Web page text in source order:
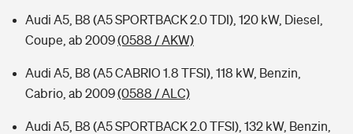
Audi A5, B8 (A5 SPORTBACK 2.0 TDI), 120 kW, Diesel,
Coupe, ab 2009(0588 / AKW)
Audi A5, B8 (A5 CABRIO 1.8 TFSI), 118 kW, Benzin,
Cabrio, ab 2009(0588 / ALC)
Audi A5, B8 (A5 SPORTBACK 2.0 TFSI), 132 kW, Benzin,